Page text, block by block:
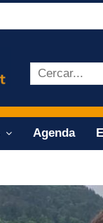
Agenda